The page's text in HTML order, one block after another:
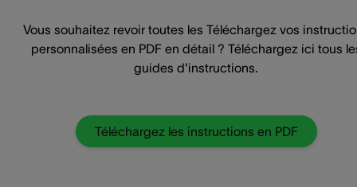
Vous souhaitez revoir toutes les Téléchargez vos
personnalisées en PDF en détail ? Téléchargez ici tous
guides d'instructions.
Téléchargez les instructions en PDF